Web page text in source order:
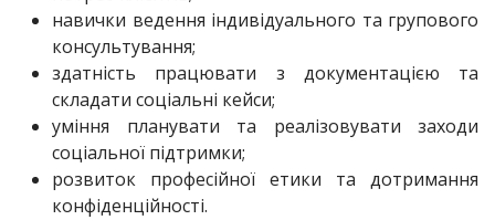
навички ведення індивідуального та групового
консультування;
здатність працювати з документацією та
складати соціальні кейси;
уміння планувати та реалізовувати заходи
соціальної підтримки;
розвиток професійної етики та дотримання
конфіденційності.